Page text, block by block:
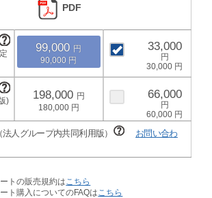
PDF
99,000
90,000
33,000
30,000
198,000
180,000
66,000
60,000
法人グループ内共同利用版）
お問い合わ
トの販売規約は こちら
ト購入についてのFAQは こちら